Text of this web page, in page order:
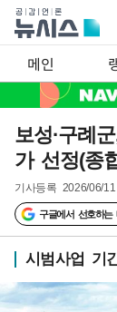
메인
보성·구례
가 선정(종
기사등록 2026/06/
구글에서 선호하는
시범사업 기